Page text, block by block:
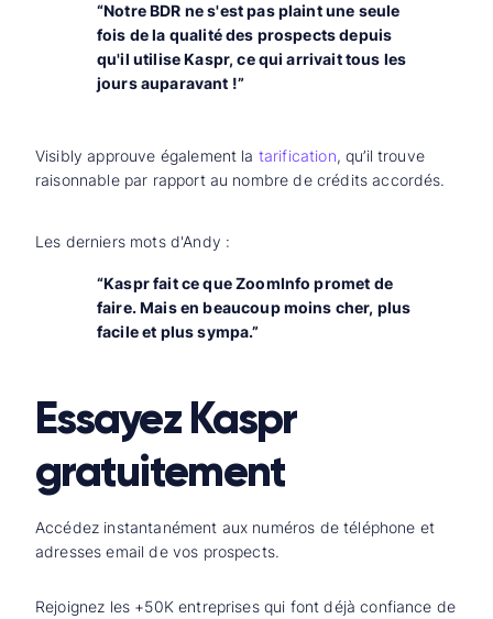
“Notre BDR ne s'est pas plaint une seule
fois de la qualité des prospects depuis
qu'il utilise Kaspr, ce qui arrivait tous les
jours auparavant !”
Visibly approuve également la tarification, qu’il trouve
raisonnable par rapport au nombre de crédits accordés.
Les derniers mots d'Andy :
“Kaspr fait ce que ZoomInfo promet de
faire. Mais en beaucoup moins cher, plus
facile et plus sympa.”
Essayez Kaspr
gratuitement
Accédez instantanément aux numéros de téléphone et
adresses email de vos prospects.
Rejoignez les +50K entreprises qui font déjà confiance de